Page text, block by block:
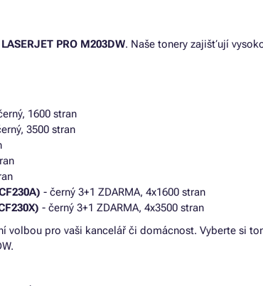
PRO M203DW. Naše tonery zajišťují
1600 stran
3500 stran
- černý 3+1 ZDARMA, 4x1600 stran
- černý 3+1 ZDARMA, 4x3500 stran
pro vaši kancelář či domácnost. Vyberte si